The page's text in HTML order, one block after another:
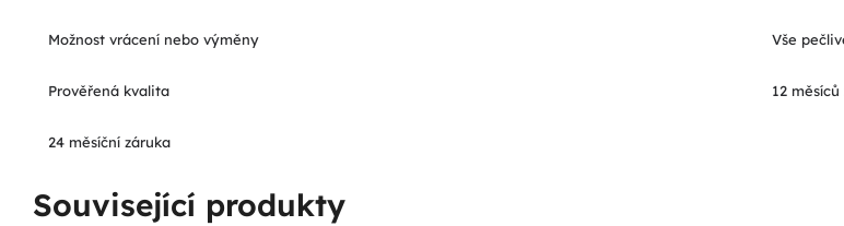
Možnost vrácení nebo výměny Vše
Prověřená kvalita 12
24 měsíční záruka
Související produkty